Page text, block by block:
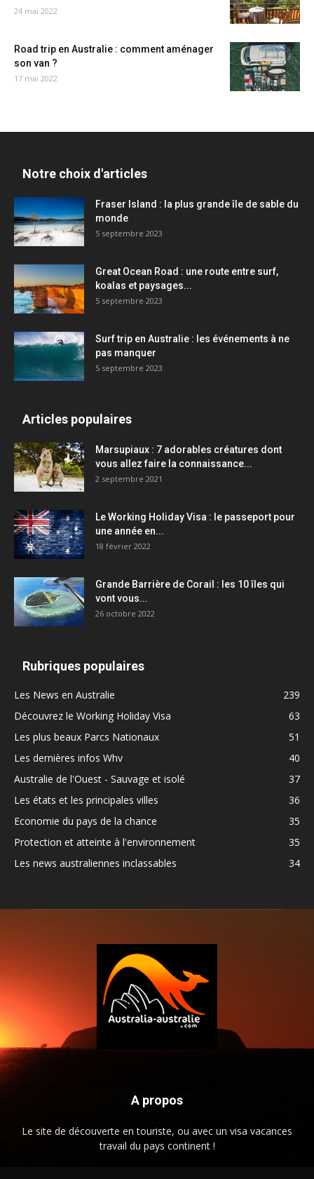
24 mai 2022
Road trip en Australie : comment aménager
son van ?
17 mai 2022
Notre choix d'articles
Fraser Island : la plus grande île de sable du
monde
5 septembre 2023
Great Ocean Road : une route entre surf,
koalas et paysages...
5 septembre 2023
Surf trip en Australie : les événements à ne
pas manquer
5 septembre 2023
Articles populaires
Marsupiaux : 7 adorables créatures dont
vous allez faire la connaissance...
2 septembre 2021
Le Working Holiday Visa : le passeport pour
une année en...
18 février 2022
Grande Barrière de Corail : les 10 îles qui
vont vous...
26 octobre 2022
Rubriques populaires
Les News en Australie
239
Découvrez le Working Holiday Visa
63
Les plus beaux Parcs Nationaux
51
Les dernières infos Whv
40
Australie de l'Ouest - Sauvage et isolé
37
Les états et les principales villes
36
Economie du pays de la chance
35
Protection et atteinte à l'environnement
35
Les news australiennes inclassables
34
A propos
Le site de découverte en touriste, ou avec un visa vacances
travail du pays continent !